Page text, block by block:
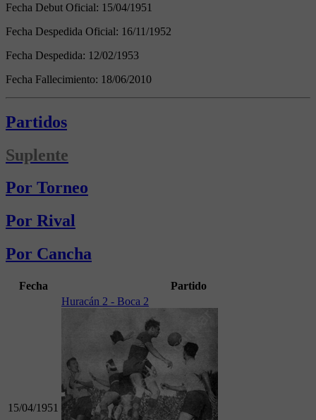
Fecha Debut Oficial: 15/04/1951
Fecha Despedida Oficial: 16/11/1952
Fecha Despedida: 12/02/1953
Fecha Fallecimiento: 18/06/2010
Partidos
Suplente
Por Torneo
Por Rival
Por Cancha
Fecha Partido
15/04/1951
Huracán 2 - Boca 2